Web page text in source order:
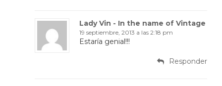
Lady Vin - In the name of Vintage
19 septiembre, 2013 a las 2:18 pm
Estaría genial!!!
Responder